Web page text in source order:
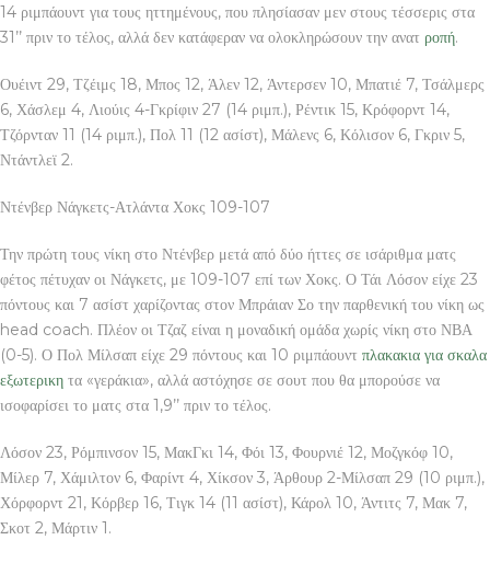
14 ριμπάουντ για τους ηττημένους, που πλησίασαν μεν στους τέσσερις στα
31’’ πριν το τέλος, αλλά δεν κατάφεραν να ολοκληρώσουν την ανατ ροπή.
Ουέιντ 29, Τζέιμς 18, Μπος 12, Άλεν 12, Άντερσεν 10, Μπατιέ 7, Τσάλμερς
6, Χάσλεμ 4, Λιούις 4-Γκρίφιν 27 (14 ριμπ.), Ρέντικ 15, Κρόφορντ 14,
Τζόρνταν 11 (14 ριμπ.), Πολ 11 (12 ασίστ), Μάλενς 6, Κόλισον 6, Γκριν 5,
Ντάντλεϊ 2.
Ντένβερ Νάγκετς-Ατλάντα Χοκς 109-107
Την πρώτη τους νίκη στο Ντένβερ μετά από δύο ήττες σε ισάριθμα ματς
φέτος πέτυχαν οι Νάγκετς, με 109-107 επί των Χοκς. Ο Τάι Λόσον είχε 23
πόντους και 7 ασίστ χαρίζοντας στον Μπράιαν Σο την παρθενική του νίκη ως
head coach. Πλέον οι Τζαζ είναι η μοναδική ομάδα χωρίς νίκη στο ΝΒΑ
(0-5). Ο Πολ Μίλσαπ είχε 29 πόντους και 10 ριμπάουντ πλακακια για σκαλα
εξωτερικη τα «γεράκια», αλλά αστόχησε σε σουτ που θα μπορούσε να
ισοφαρίσει το ματς στα 1,9’’ πριν το τέλος.
Λόσον 23, Ρόμπινσον 15, ΜακΓκι 14, Φόι 13, Φουρνιέ 12, Μοζγκόφ 10,
Μίλερ 7, Χάμιλτον 6, Φαρίντ 4, Χίκσον 3, Άρθουρ 2-Μίλσαπ 29 (10 ριμπ.),
Χόρφορντ 21, Κόρβερ 16, Τιγκ 14 (11 ασίστ), Κάρολ 10, Άντιτς 7, Μακ 7,
Σκοτ 2, Μάρτιν 1.